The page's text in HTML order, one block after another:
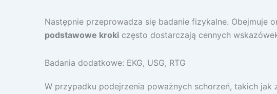
Następnie przeprowadza się badanie fizykalne. Obejmuje
podstawowe kroki często dostarczają cennych
Badania dodatkowe: EKG, USG, RTG
W przypadku podejrzenia poważnych schorzeń, takich jak